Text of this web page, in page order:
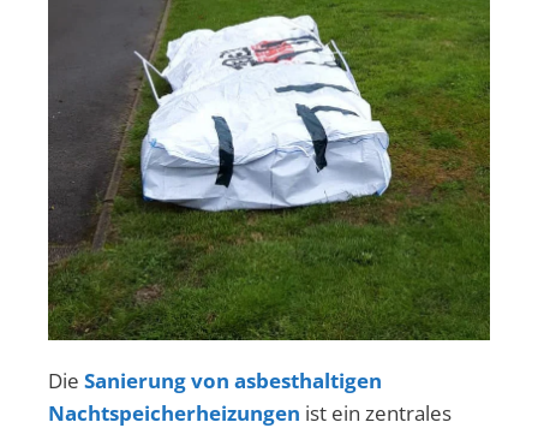
Die Sanierung von asbesthaltigen
Nachtspeicherheizungen ist ein zentrales